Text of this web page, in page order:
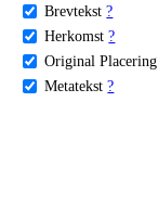
Brevtekst ?
Herkomst ?
Original Placering
Metatekst ?